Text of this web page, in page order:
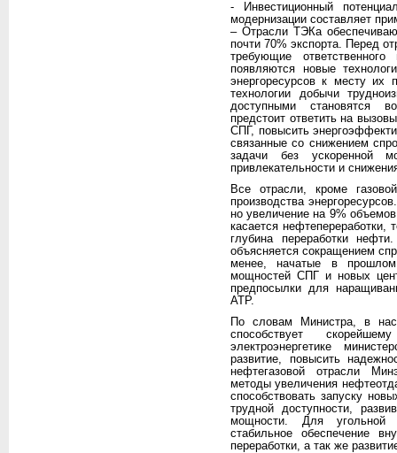
- Инвестиционный
модернизации составляет
– Отрасли ТЭКа
почти 70% экспорта. Перед
требующие
появляются новые
энергоресурсов к месту их
технологии добычи
доступными становятся
предстоит ответить на
СПГ, повысить
связанные со снижением
задачи без ускоренной
привлекательности и
Все отрасли, кроме
производства
но увеличение на 9%
касается нефтепереработки,
глубина переработки
объясняется сокращением
менее, начатые в
мощностей СПГ и новых
предпосылки для
АТР.
По словам Министра, в
способствует
электроэнергетике
развитие, повысить
нефтегазовой отрасли
методы увеличения
способствовать запуску
трудной доступности,
мощности. Для угольной
стабильное обеспечение
переработки, а так же